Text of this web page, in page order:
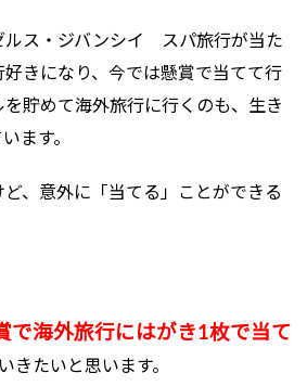
ルス・ジバンシイ スパ旅行が当た
きになり、今では懸賞で当てて行
貯めて海外旅行に行くのも、生き
ます。
、意外に「当てる」ことができる
で海外旅行にはがき1枚で当て
きたいと思います。